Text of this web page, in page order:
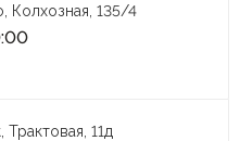
Колхозная, 135/4
11д